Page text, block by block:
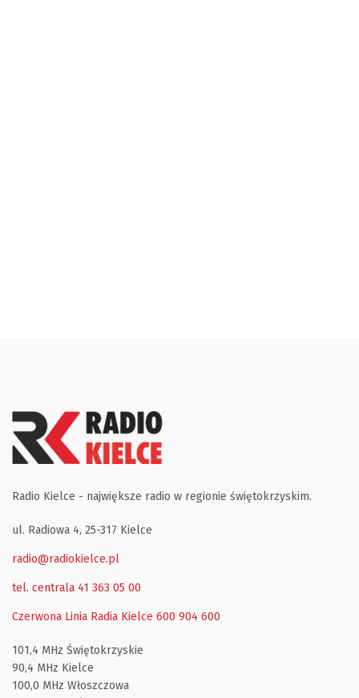
Radio Kielce - największe radio w regionie świętokrzyskim.
ul. Radiowa 4, 25-317 Kielce
radio@radiokielce.pl
tel. centrala 41 363 05 00
Czerwona Linia Radia Kielce 600 904 600
101,4 MHz Świętokrzyskie
90,4 MHz Kielce
100,0 MHz Włoszczowa